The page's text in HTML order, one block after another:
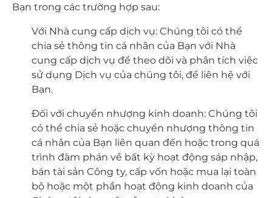
Bạn trong các trường hợp sau:
Với Nhà cung cấp dịch vụ: Chúng tôi có thể
chia sẻ thông tin cá nhân của Bạn với Nhà
cung cấp dịch vụ để theo dõi và phân tích việc
sử dụng Dịch vụ của chúng tôi, để liên hệ với
Bạn.
Đối với chuyển nhượng kinh doanh: Chúng tôi
có thể chia sẻ hoặc chuyển nhượng thông tin
cá nhân của Bạn liên quan đến hoặc trong quá
trình đàm phán về bất kỳ hoạt động sáp nhập,
bán tài sản Công ty, cấp vốn hoặc mua lại toàn
bộ hoặc một phần hoạt động kinh doanh của